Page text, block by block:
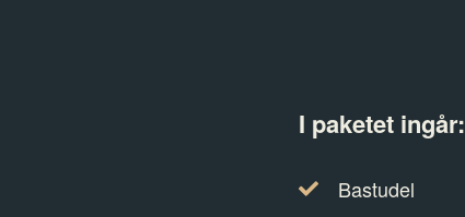
I paketet ingår:
Bastudel